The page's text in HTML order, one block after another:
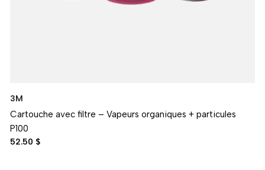
3M
Cartouche avec filtre – Vapeurs organiques + particules
P100
52.50 $